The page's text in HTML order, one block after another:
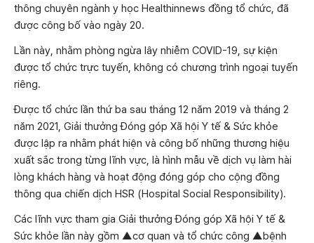
thông chuyên ngành y học Healthinnews đồng tổ chức, đã
được công bố vào ngày 20.
Lần này, nhằm phòng ngừa lây nhiễm COVID-19, sự kiện
được tổ chức trực tuyến, không có chương trình ngoại tuyến
riêng.
Được tổ chức lần thứ ba sau tháng 12 năm 2019 và tháng 2
năm 2021, Giải thưởng Đóng góp Xã hội Y tế & Sức khỏe
được lập ra nhằm phát hiện và công bố những thương hiệu
xuất sắc trong từng lĩnh vực, là hình mẫu về dịch vụ làm hài
lòng khách hàng và hoạt động đóng góp cho cộng đồng
thông qua chiến dịch HSR (Hospital Social Responsibility).
Các lĩnh vực tham gia Giải thưởng Đóng góp Xã hội Y tế &
Sức khỏe lần này gồm ▲cơ quan và tổ chức công ▲bệnh